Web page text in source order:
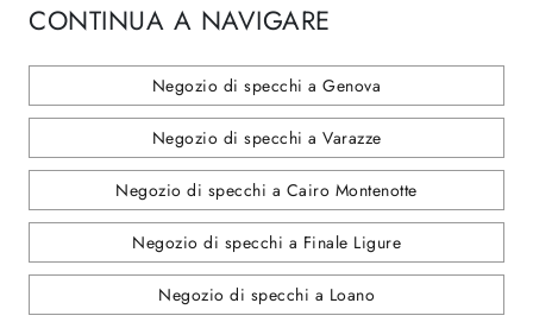
CONTINUA A NAVIGARE
Negozio di specchi a Genova
Negozio di specchi a Varazze
Negozio di specchi a Cairo Montenotte
Negozio di specchi a Finale Ligure
Negozio di specchi a Loano